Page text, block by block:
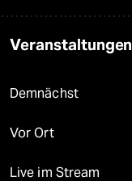
Veranstaltungen
Demnächst
Vor Ort
Live im Stream